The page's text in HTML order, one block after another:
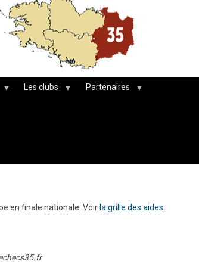
Les clubs Partenaires
en finale nationale. Voir la grille des aides